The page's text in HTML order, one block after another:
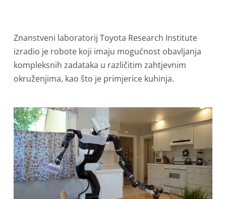
Znanstveni laboratorij Toyota Research Institute
izradio je robote koji imaju mogućnost obavljanja
kompleksnih zadataka u različitim zahtjevnim
okruženjima, kao što je primjerice kuhinja.